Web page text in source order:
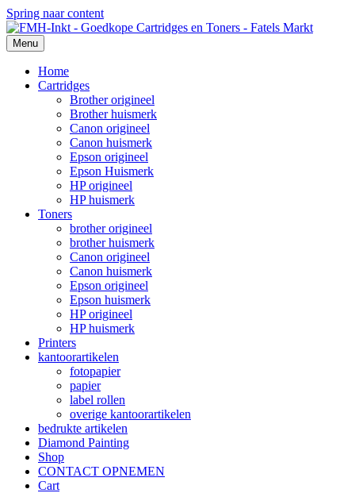
Spring naar content
Menu
Home
Cartridges
Brother origineel
Brother huismerk
Canon origineel
Canon huismerk
Epson origineel
Epson Huismerk
HP origineel
HP huismerk
Toners
brother origineel
brother huismerk
Canon origineel
Canon huismerk
Epson origineel
Epson huismerk
HP origineel
HP huismerk
Printers
kantoorartikelen
fotopapier
papier
label rollen
overige kantoorartikelen
bedrukte artikelen
Diamond Painting
Shop
CONTACT OPNEMEN
Cart